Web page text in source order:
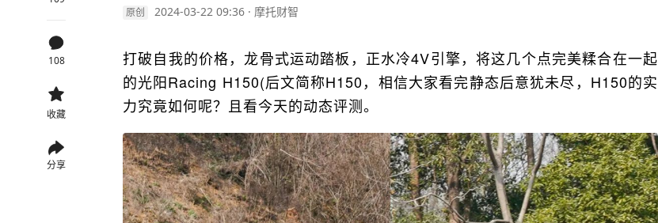
108
收藏
分享
原创 2024-03-22 09:36 · 摩托财智
打破自我的价格，龙骨式运动踏板，正水冷4V引擎，将这几个点完美糅合在一起
的光阳Racing H150(后文简称H150，相信大家看完静态后意犹未尽，H150的实
力究竟如何呢？且看今天的动态评测。